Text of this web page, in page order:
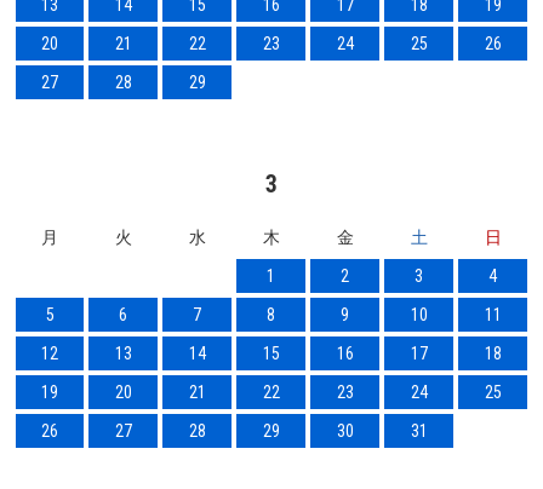
13
14 15 16 17 18
19
20
21 22 23 24 25
26
27
28 29
3
月 火 水 木 金 土
日
1
2 3
4
5
6 7 8 9 10
11
12
13 14 15 16 17
18
19
20 21 22 23 24
25
26
27 28 29 30 31